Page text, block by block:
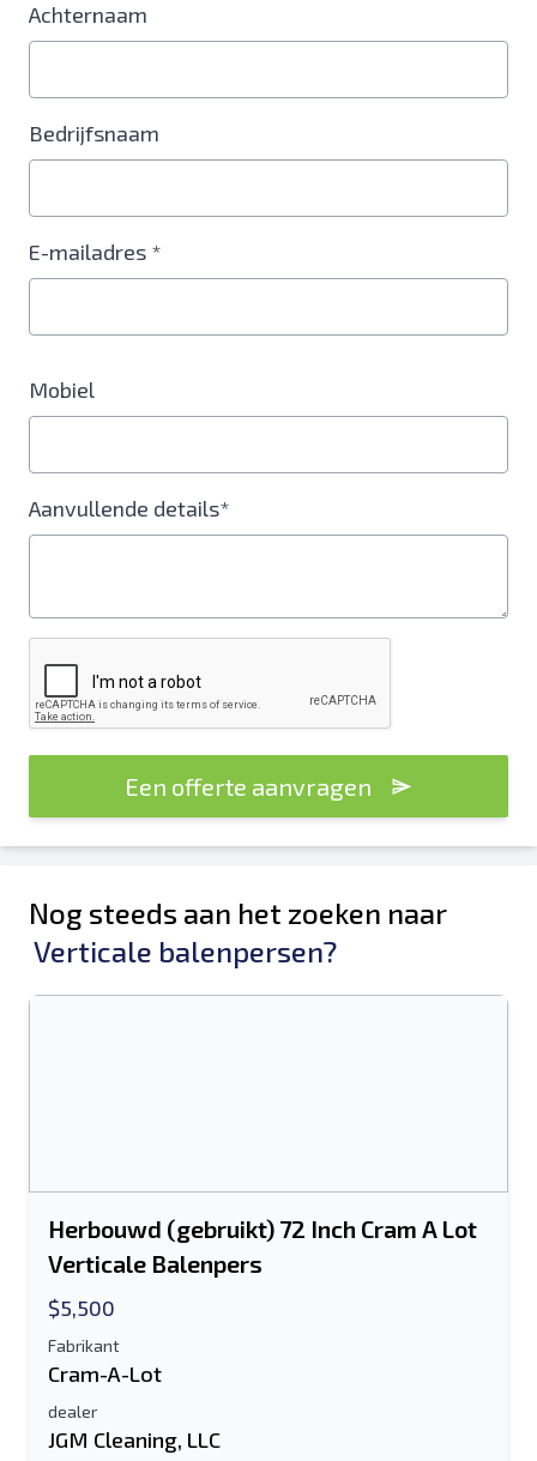
Achternaam
Bedrijfsnaam
E-mailadres *
Mobiel
Aanvullende details*
Een offerte aanvragen
Nog steeds aan het zoeken naar
Verticale balenpersen?
Herbouwd (gebruikt) 72 Inch Cram A Lot
Verticale Balenpers
$5,500
Fabrikant
Cram-A-Lot
dealer
JGM Cleaning, LLC